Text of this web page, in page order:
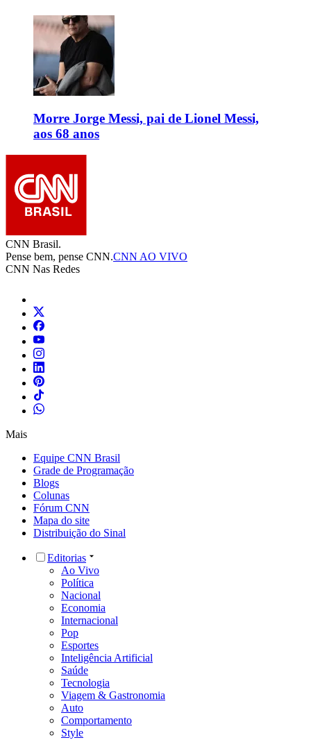
Morre Jorge Messi, pai de Lionel Messi,
aos 68 anos
CNN Brasil.
Pense bem, pense CNN.CNN AO VIVO
CNN Nas Redes
Mais
Equipe CNN Brasil
Grade de Programação
Blogs
Colunas
Fórum CNN
Mapa do site
Distribuição do Sinal
Editorias
Ao Vivo
Política
Nacional
Economia
Internacional
Pop
Esportes
Inteligência Artificial
Saúde
Tecnologia
Viagem & Gastronomia
Auto
Comportamento
Style